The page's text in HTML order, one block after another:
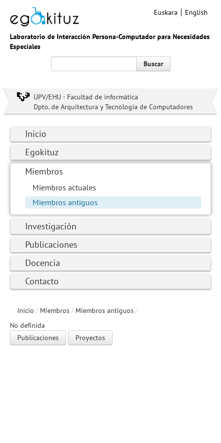
Laboratorio de Interacción Persona-Computador para Necesidades
Especiales
Euskara English
Buscar
UPV/EHU · Facultad de informática
Dpto. de Arquitectura y Tecnología de Computadores
Inicio
Egokituz
Miembros
Miembros actuales
Miembros antiguos
Investigación
Publicaciones
Docencia
Contacto
Inicio / Miembros/ Miembros antiguos/
No definida
Publicaciones
Proyectos